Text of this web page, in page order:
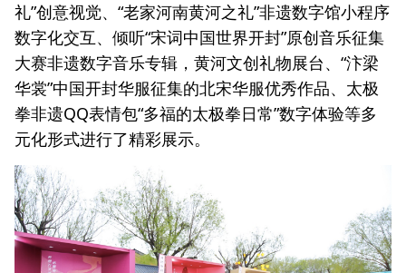
礼”创意视觉、“老家河南黄河之礼”非遗数字馆小程序
数字化交互、倾听“宋词中国世界开封”原创音乐征集
大赛非遗数字音乐专辑，黄河文创礼物展台、“汴梁
华裳”中国开封华服征集的北宋华服优秀作品、太极
拳非遗QQ表情包“多福的太极拳日常”数字体验等多
元化形式进行了精彩展示。